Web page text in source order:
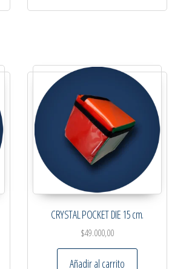
CRYSTAL POCKET DIE 15 cm.
$49.000,00
Añadir al carrito